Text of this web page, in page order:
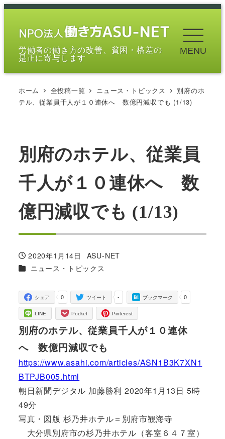
メ
労働者の働き方の改善、貧困・格差の
是正に寄与します
MENU
ホーム 全投稿一覧 ニュース・トピックス
別府のホ
テル、従業員千人が１０連休へ 数億円減収でも (1/13)
別府のホテル、従業員
千人が１０連休へ 数
億円減収でも (1/13)
投稿日
2020年1月14日
著
者
ASU-NET
カテゴリー
ニュース・トピックス
0
シェア -
ツイート 0
ブックマーク
LINE Pocket Pinterest
別府のホテル、従業員千人が１０連休
へ 数億円減収でも
https://www.asahi.com/articles/ASN1B3K7XN1
BTPJB005.html
朝日新聞デジタル 加藤勝利 2020年1月13日 5時
49分
写真・図版 杉乃井ホテル＝別府市観海寺
大分県別府市の杉乃井ホテル（客室６４７室）